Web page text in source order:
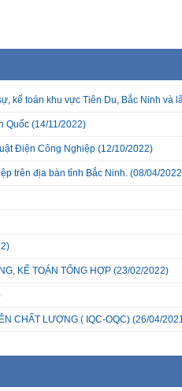
kế toán khu vực Tiên Du, Bắc Ninh và
Quốc (14/11/2022)
Điện Công Nghiệp (12/10/2022)
trên địa bàn tỉnh Bắc Ninh. (08/04/
KẾ TOÁN TỔNG HỢP (23/02/2022)
CHẤT LƯỢNG ( IQC-OQC) (26/04/